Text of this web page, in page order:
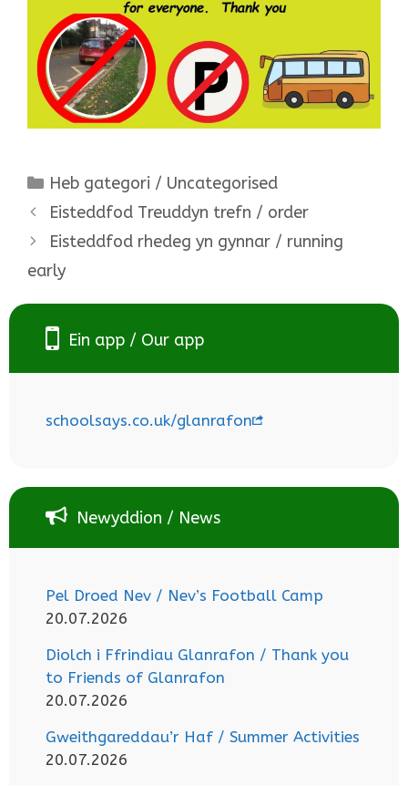
Categories
Heb gategori / Uncategorised
Eisteddfod Treuddyn trefn / order
Eisteddfod rhedeg yn gynnar / running
early
Ein app / Our app
schoolsays.co.uk/glanrafon
Newyddion / News
Pel Droed Nev / Nev’s Football Camp
20.07.2026
Diolch i Ffrindiau Glanrafon / Thank you
to Friends of Glanrafon
20.07.2026
Gweithgareddau’r Haf / Summer Activities
20.07.2026